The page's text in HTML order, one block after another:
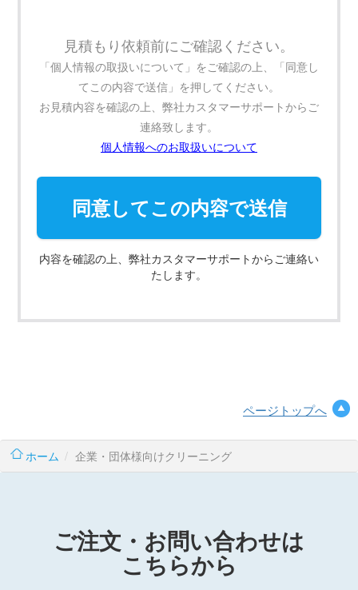
見積もり依頼前にご確認ください。
「個人情報の取扱いについて」をご確認の上、「同意し
てこの内容で送信」を押してください。
お見積内容を確認の上、弊社カスタマーサポートからご
連絡致します。
個人情報へのお取扱いについて
同意してこの内容で送信
内容を確認の上、弊社カスタマーサポートからご連絡い
たします。
ページトップへ
ホーム 企業・団体様向けクリーニング
ご注文・お問い合わせは
こちらから